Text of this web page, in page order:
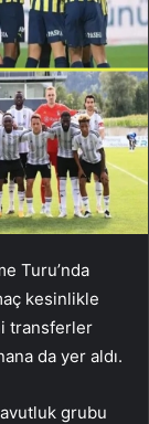
Turu’nda
kesinlikle
transferler
da yer aldı.
grubu